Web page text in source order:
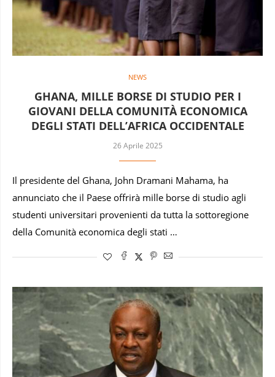
NEWS
GHANA, MILLE BORSE DI STUDIO PER I
GIOVANI DELLA COMUNITÀ ECONOMICA
DEGLI STATI DELL’AFRICA OCCIDENTALE
26 Aprile 2025
Il presidente del Ghana, John Dramani Mahama, ha
annunciato che il Paese offrirà mille borse di studio agli
studenti universitari provenienti da tutta la sottoregione
della Comunità economica degli stati …